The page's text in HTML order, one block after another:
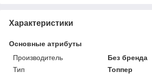
Характеристики
Основные атрибуты
Производитель
Без бренда
Тип
Топпер